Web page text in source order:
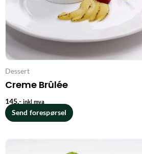
Dessert
Creme Brûlée
145,- inkl mva
Send forespørsel